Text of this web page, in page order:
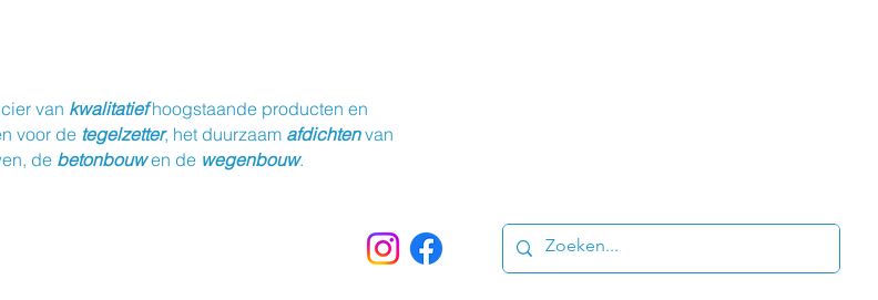
van kwalitatiefhoogstaande producten en
voor de tegelzetter, het duurzaam afdichtenvan
de betonbouwen de wegenbouw.